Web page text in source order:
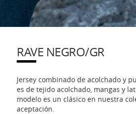
RAVE NEGRO/GR
Jersey combinado de acolchado y
es de tejido acolchado, mangas y
modelo es un clásico en nuestra
aceptación.